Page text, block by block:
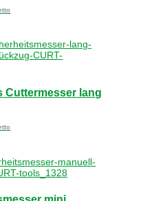
Cuttermesser lang